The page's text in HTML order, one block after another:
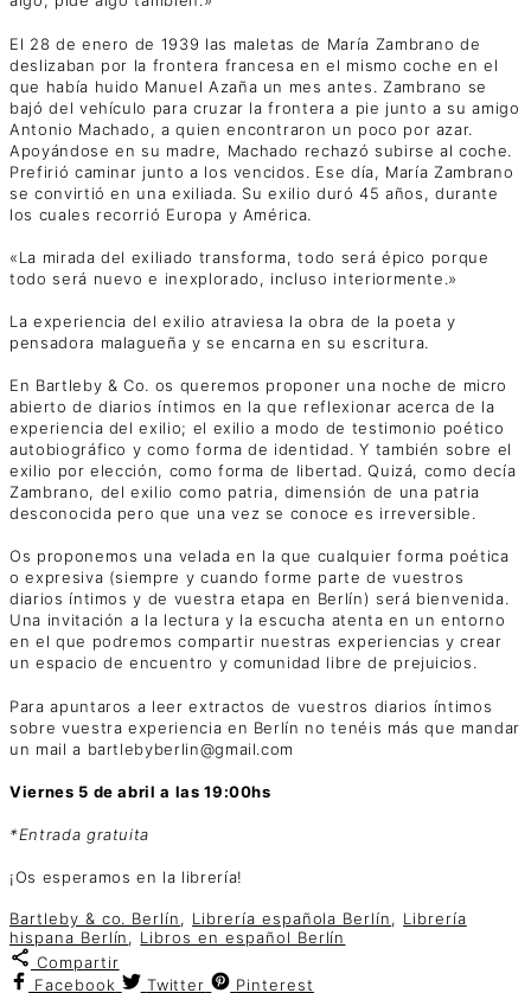
El 28 de enero de 1939 las maletas de María Zambrano de
deslizaban por la frontera francesa en el mismo coche en el
que había huido Manuel Azaña un mes antes. Zambrano se
bajó del vehículo para cruzar la frontera a pie junto a su amigo
Antonio Machado, a quien encontraron un poco por azar.
Apoyándose en su madre, Machado rechazó subirse al coche.
Prefirió caminar junto a los vencidos. Ese día, María Zambrano
se convirtió en una exiliada. Su exilio duró 45 años, durante
los cuales recorrió Europa y América.
«La mirada del exiliado transforma, todo será épico porque
todo será nuevo e inexplorado, incluso interiormente.»
La experiencia del exilio atraviesa la obra de la poeta y
pensadora malagueña y se encarna en su escritura.
En Bartleby & Co. os queremos proponer una noche de micro
abierto de diarios íntimos en la que reflexionar acerca de la
experiencia del exilio; el exilio a modo de testimonio poético
autobiográfico y como forma de identidad. Y también sobre el
exilio por elección, como forma de libertad. Quizá, como decía
Zambrano, del exilio como patria, dimensión de una patria
desconocida pero que una vez se conoce es irreversible.
Os proponemos una velada en la que cualquier forma poética
o expresiva (siempre y cuando forme parte de vuestros
diarios íntimos y de vuestra etapa en Berlín) será bienvenida.
Una invitación a la lectura y la escucha atenta en un entorno
en el que podremos compartir nuestras experiencias y crear
un espacio de encuentro y comunidad libre de prejuicios.
Para apuntaros a leer extractos de vuestros diarios íntimos
sobre vuestra experiencia en Berlín no tenéis más que mandar
un mail a bartlebyberlin@gmail.com
Viernes 5 de abril a las 19:00hs
*Entrada gratuita
¡Os esperamos en la librería!
Bartleby & co. Berlín, Librería española Berlín, Librería
hispana Berlín, Libros en español Berlín
Compartir
Facebook
Twitter Pinterest